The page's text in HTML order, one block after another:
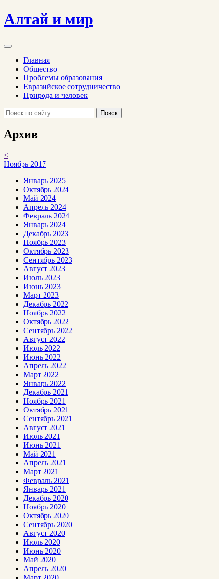
Алтай и мир
Главная
Общество
Проблемы образования
Евразийское сотрудничество
Природа и человек
Поиск
Архив
<
Ноябрь 2017
Январь 2025
Октябрь 2024
Май 2024
Апрель 2024
Февраль 2024
Январь 2024
Декабрь 2023
Ноябрь 2023
Октябрь 2023
Сентябрь 2023
Август 2023
Июль 2023
Июнь 2023
Март 2023
Декабрь 2022
Ноябрь 2022
Октябрь 2022
Сентябрь 2022
Август 2022
Июль 2022
Июнь 2022
Апрель 2022
Март 2022
Январь 2022
Декабрь 2021
Ноябрь 2021
Октябрь 2021
Сентябрь 2021
Август 2021
Июль 2021
Июнь 2021
Май 2021
Апрель 2021
Март 2021
Февраль 2021
Январь 2021
Декабрь 2020
Ноябрь 2020
Октябрь 2020
Сентябрь 2020
Август 2020
Июль 2020
Июнь 2020
Май 2020
Апрель 2020
Март 2020